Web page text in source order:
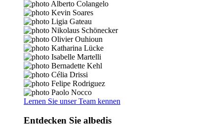
Lernen Sie unser Team kennen
Entdecken Sie albedis